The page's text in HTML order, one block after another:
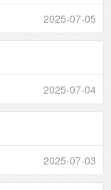
2025-07-05
2025-07-04
2025-07-03